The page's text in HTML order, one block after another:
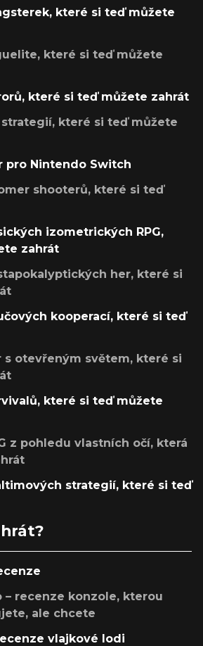
které si teď můžete
které si teď můžete
které si teď můžete zahrát
strategií, které si teď můžete
pro Nintendo Switch
shooterů, které si teď
izometrických RPG,
zahrát
her, které si
kooperací, které si teď
s otevřeným světem, které si
které si teď můžete
z pohledu vlastních očí, která
strategií, které si teď
– recenze konzole, kterou
ale chcete
vlajkové lodi